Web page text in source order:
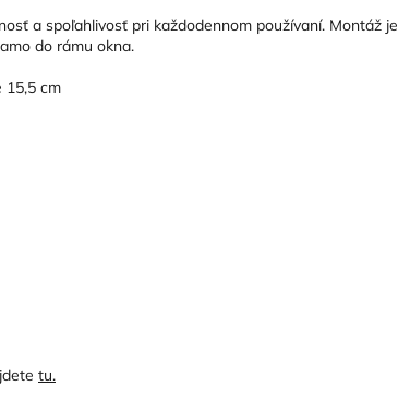
a spoľahlivosť pri každodennom používaní. Montáž je
do rámu okna.
15,5 cm
tu.